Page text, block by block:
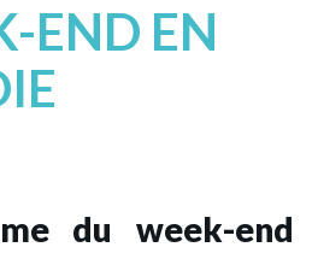
END EN
du week-end